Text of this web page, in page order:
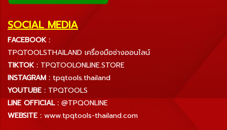
SOCIAL MEDIA
FACEBOOK :
TPQTOOLSTHAILAND เครื่องมือช่างออนไลน์
TIKTOK : TPQTOOLONLINE.STORE
INSTAGRAM : tpqtools.thailand
YOUTUBE : TPQTOOLS
LINE OFFICIAL : @TPQONLINE
WEBSITE : www.tpqtools-thailand.com